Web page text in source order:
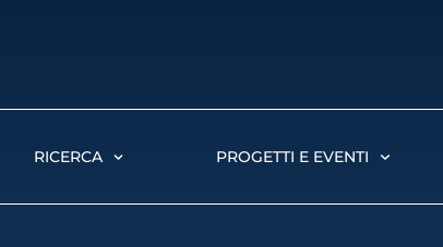
RICERCA PROGETTI E EVENTI